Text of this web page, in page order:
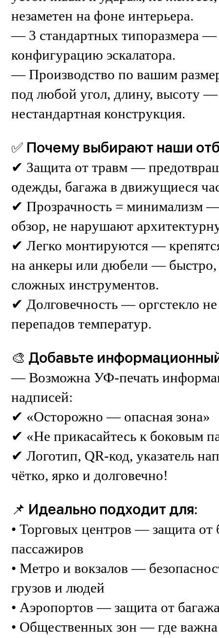
незаметен на фоне интерьера.
— 3 стандартных типоразмера
конфигурацию эскалатора.
— Производство по вашим
под любой угол, длину, высоту —
нестандартная конструкция.
✅ Почему выбирают наши
✔ Защита от травм —
одежды, багажа в движущиеся
✔ Прозрачность = минимализм
обзор, не нарушают
✔ Легко монтируются —
на анкеры или дюбели — быстро,
сложных инструментов.
✔ Долговечность — оргстекло не
перепадов температур.
🎨 Добавьте
— Возможна УФ-печать
надписей:
✔ «Осторожно — опасная зона»
✔ «Не прикасайтесь к боковым
✔ Логотип, QR-код, указатель
чётко, ярко и долговечно!
📌 Идеально подходит для:
• Торговых центров — защита от
пассажиров
• Метро и вокзалов —
грузов и людей
• Аэропортов — защита от
• Общественных зон — где важна